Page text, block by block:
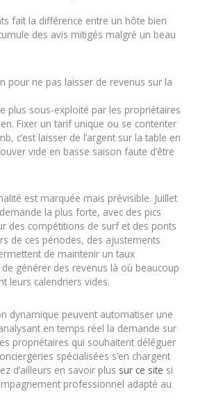
fait la différence entre un hôte bien
des avis mitigés malgré un beau
pour ne pas laisser de revenus sur la
plus sous-exploité par les propriétaires
Fixer un tarif unique ou se contenter
c’est laisser de l’argent sur la table en
vide en basse saison faute d’être
est marquée mais prévisible. Juillet
la plus forte, avec des pics
des compétitions de surf et des ponts
de ces périodes, des ajustements
de maintenir un taux
de générer des revenus là où beaucoup
leurs calendriers vides.
dynamique peuvent automatiser une
en temps réel la demande sur
propriétaires qui souhaitent déléguer
spécialisées s’en chargent
d’ailleurs en savoir plus sur ce site si
professionnel adapté au